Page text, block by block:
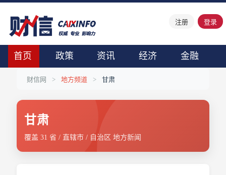
注册 登录
首页 政策 资讯 经济 金融
财信网 > 地方频道 > 甘肃
甘肃
覆盖 31 省 / 直辖市 / 自治区 地方新闻